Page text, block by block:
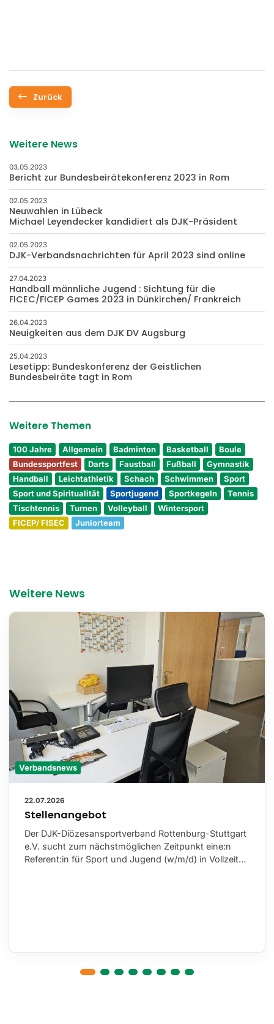
Zurück
Weitere News
03.05.2023
Bericht zur Bundesbeirätekonferenz 2023 in Rom
02.05.2023
Neuwahlen in Lübeck
Michael Leyendecker kandidiert als DJK-Präsident
02.05.2023
DJK-Verbandsnachrichten für April 2023 sind online
27.04.2023
Handball männliche Jugend : Sichtung für die
FICEC/FICEP Games 2023 in Dünkirchen/ Frankreich
26.04.2023
Neuigkeiten aus dem DJK DV Augsburg
25.04.2023
Lesetipp: Bundeskonferenz der Geistlichen
Bundesbeiräte tagt in Rom
Weitere Themen
100 Jahre Allgemein Badminton Basketball
Boule
Bundessportfest
Darts Faustball Fußball
Gymnastik
Handball
Leichtathletik Schach Schwimmen
Sport
Sport und Spiritualität
Sportjugend Sportkegeln
Tennis
Tischtennis
Turnen Volleyball
Wintersport
FICEP/ FISEC
Juniorteam
Weitere News
Verbandsnews
22.07.2026
Stellenangebot
Der DJK-Diözesansportverband Rottenburg-Stuttgart
e.V. sucht zum nächstmöglichen Zeitpunkt eine:n
Referent:in für Sport und Jugend (w/m/d) in Vollzeit…